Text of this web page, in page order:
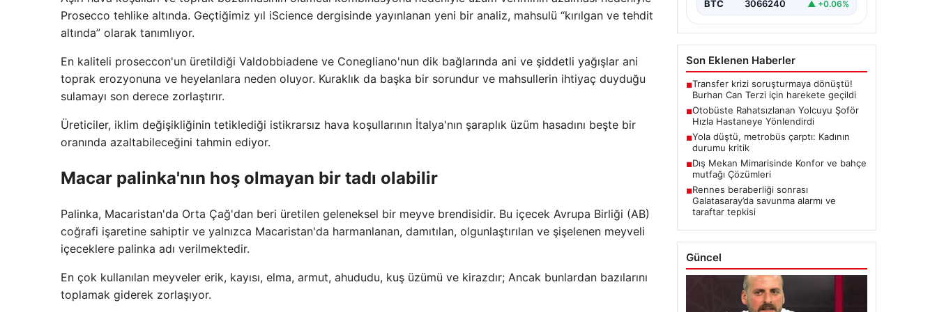
Prosecco tehlike altında. Geçtiğimiz yıl iScience dergisinde yayınlanan yeni bir analiz, mahsulü “kırılgan ve tehdit
altında” olarak tanımlıyor.
En kaliteli proseccon'un üretildiği Valdobbiadene ve Conegliano'nun dik bağlarında ani ve şiddetli yağışlar ani
toprak erozyonuna ve heyelanlara neden oluyor. Kuraklık da başka bir sorundur ve mahsullerin ihtiyaç duyduğu
sulamayı son derece zorlaştırır.
Üreticiler, iklim değişikliğinin tetiklediği istikrarsız hava koşullarının İtalya'nın şaraplık üzüm hasadını beşte bir
oranında azaltabileceğini tahmin ediyor.
Macar palinka'nın hoş olmayan bir tadı olabilir
Palinka, Macaristan'da Orta Çağ'dan beri üretilen geleneksel bir meyve brendisidir. Bu içecek Avrupa Birliği (AB)
coğrafi işaretine sahiptir ve yalnızca Macaristan'da harmanlanan, damıtılan, olgunlaştırılan ve şişelenen meyveli
içeceklere palinka adı verilmektedir.
En çok kullanılan meyveler erik, kayısı, elma, armut, ahududu, kuş üzümü ve kirazdır; Ancak bunlardan bazılarını
toplamak giderek zorlaşıyor.
BTC 3066240 ▲ +0.06%
Son Eklenen Haberler
■Transfer krizi soruşturmaya dönüştü!
Burhan Can Terzi için harekete geçildi
■Otobüste Rahatsızlanan Yolcuyu Şoför
Hızla Hastaneye Yönlendirdi
■Yola düştü, metrobüs çarptı: Kadının
durumu kritik
■Dış Mekan Mimarisinde Konfor ve bahçe
mutfağı Çözümleri
■Rennes beraberliği sonrası
Galatasaray’da savunma alarmı ve
taraftar tepkisi
Güncel